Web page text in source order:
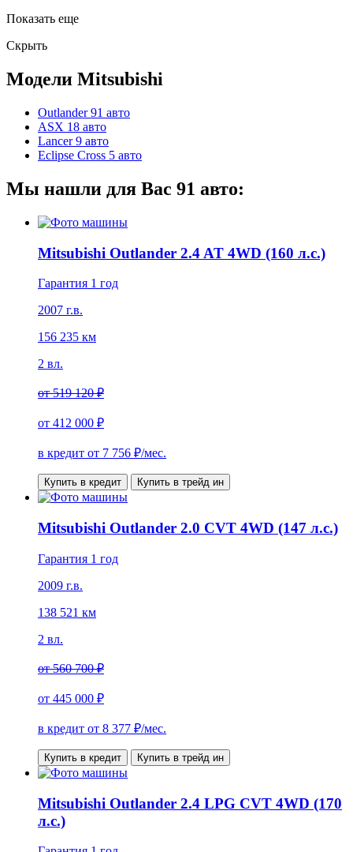
Показать еще
Скрыть
Модели Mitsubishi
Outlander 91 авто
ASX 18 авто
Lancer 9 авто
Eclipse Cross 5 авто
Мы нашли для Вас 91 авто:
Mitsubishi Outlander 2.4 AT 4WD (160 л.с.)
Гарантия 1 год
2007 г.в.
156 235 км
2 вл.
от519 120 ₽
от 412 000 ₽
в кредит от 7 756 ₽/мес.
Купить в кредит Купить в трейд ин
Mitsubishi Outlander 2.0 CVT 4WD (147 л.с.)
Гарантия 1 год
2009 г.в.
138 521 км
2 вл.
от560 700 ₽
от 445 000 ₽
в кредит от 8 377 ₽/мес.
Купить в кредит Купить в трейд ин
Mitsubishi Outlander 2.4 LPG CVT 4WD (170
л.с.)